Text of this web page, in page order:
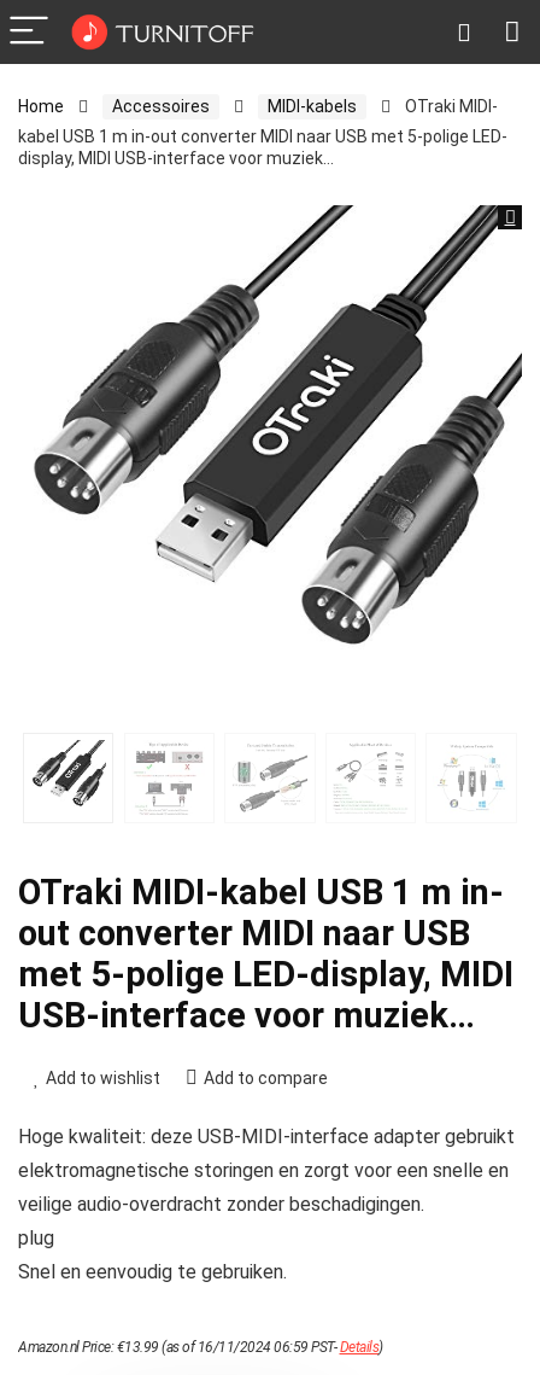
Home Accessoires MIDI-kabels
OTraki MIDI-
kabel USB 1 m in-out converter MIDI naar USB met 5-polige LED-
display, MIDI USB-interface voor muziek…
OTraki MIDI-kabel USB 1 m in-
out converter MIDI naar USB
met 5-polige LED-display, MIDI
USB-interface voor muziek…
Add to wishlist Add to compare
Hoge kwaliteit: deze USB-MIDI-interface adapter gebruikt
elektromagnetische storingen en zorgt voor een snelle en
veilige audio-overdracht zonder beschadigingen.
plug
Snel en eenvoudig te gebruiken.
Amazon.nl Price:€13.99 (as of 16/11/2024 06:59 PST-Details)